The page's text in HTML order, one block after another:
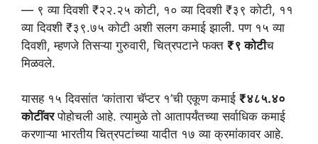
— ९ व्या दिवशी ₹२२.२५ कोटी, १० व्या दिवशी ₹३९ कोटी, ११
व्या दिवशी ₹३९.७५ कोटी अशी सलग कमाई झाली. पण १५ व्या
दिवशी, म्हणजे तिसऱ्या गुरुवारी, चित्रपटाने फक्त ₹९ कोटीच
मिळवले.
यासह १५ दिवसांत ‘कांतारा चॅप्टर १’ची एकूण कमाई ₹४८५.४०
कोटींवरपोहोचली आहे. त्यामुळे तो आतापर्यंतच्या सर्वाधिक कमाई
करणाऱ्या भारतीय चित्रपटांच्या यादीत १७ व्या क्रमांकावर आहे.